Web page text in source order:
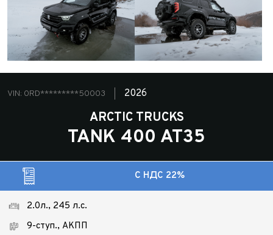
VIN: 0RD*********50003 2026
ARCTIC TRUCKS
TANK 400 AT35
C НДС 22%
2.0л., 245 л.с.
9-ступ., АКПП